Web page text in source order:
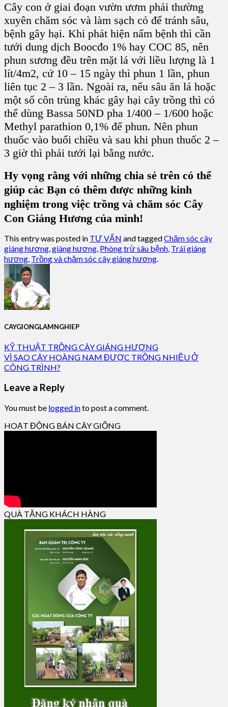
Cây con ở giai đoạn vườn ươm phải thường
xuyên chăm sóc và làm sạch cỏ để tránh sâu,
bệnh gây hại. Khi phát hiện nấm bệnh thì cần
tưới dung dịch Boocđo 1% hay COC 85, nên
phun sương đều trên mặt lá với liều lượng là 1
lít/4m2, cứ 10 – 15 ngày thì phun 1 lần, phun
liên tục 2 – 3 lần. Ngoài ra, nếu sâu ăn lá hoặc
một số côn trùng khác gây hại cây trồng thì có
thể dùng Bassa 50ND pha 1/400 – 1/600 hoặc
Methyl parathion 0,1% để phun. Nên phun
thuốc vào buổi chiều và sau khi phun thuốc 2 –
3 giờ thì phải tưới lại bằng nước.
Hy vọng rằng với những chia sẻ trên có thể
giúp các Bạn có thêm được những kinh
nghiệm trong việc trồng và chăm sóc Cây
Con Giáng Hương của mình!
This entry was posted in TƯ VẤN and taggedChăm sóc cây
giáng hương,giáng hương, Phòng trừ sâu bệnh, Trái giáng
hương, Trồng và chăm sóc cây giáng hương.
CAYGIONGLAMNGHIEP
KỸ THUẬT TRỒNG CÂY GIÁNG HƯƠNG
VÌ SAO CÂY HOÀNG NAM ĐƯỢC TRỒNG NHIỀU Ở
CÔNG TRÌNH?
Leave a Reply
You must be logged into post a comment.
HOẠT ĐỘNG BÁN CÂY GIỐNG
QUÀ TẶNG KHÁCH HÀNG